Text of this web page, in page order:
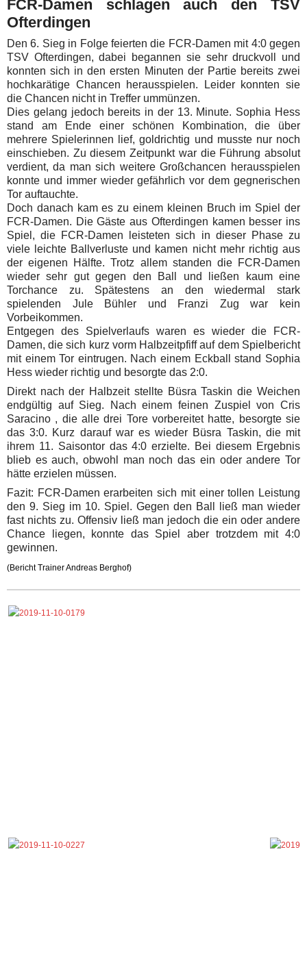
FCR-Damen schlagen auch den TSV
Ofterdingen
Den 6. Sieg in Folge feierten die FCR-Damen mit 4:0 gegen
TSV Ofterdingen, dabei begannen sie sehr druckvoll und
konnten sich in den ersten Minuten der Partie bereits zwei
hochkarätige Chancen herausspielen. Leider konnten sie
die Chancen nicht in Treffer ummünzen.
Dies gelang jedoch bereits in der 13. Minute. Sophia Hess
stand am Ende einer schönen Kombination, die über
mehrere Spielerinnen lief, goldrichtig und musste nur noch
einschieben. Zu diesem Zeitpunkt war die Führung absolut
verdient, da man sich weitere Großchancen herausspielen
konnte und immer wieder gefährlich vor dem gegnerischen
Tor auftauchte.
Doch danach kam es zu einem kleinen Bruch im Spiel der
FCR-Damen. Die Gäste aus Ofterdingen kamen besser ins
Spiel, die FCR-Damen leisteten sich in dieser Phase zu
viele leichte Ballverluste und kamen nicht mehr richtig aus
der eigenen Hälfte. Trotz allem standen die FCR-Damen
wieder sehr gut gegen den Ball und ließen kaum eine
Torchance zu. Spätestens an den wiedermal stark
spielenden Jule Bühler und Franzi Zug war kein
Vorbeikommen.
Entgegen des Spielverlaufs waren es wieder die FCR-
Damen, die sich kurz vorm Halbzeitpfiff auf dem Spielbericht
mit einem Tor eintrugen. Nach einem Eckball stand Sophia
Hess wieder richtig und besorgte das 2:0.
Direkt nach der Halbzeit stellte Büsra Taskin die Weichen
endgültig auf Sieg. Nach einem feinen Zuspiel von Cris
Saracino , die alle drei Tore vorbereitet hatte, besorgte sie
das 3:0. Kurz darauf war es wieder Büsra Taskin, die mit
ihrem 11. Saisontor das 4:0 erzielte. Bei diesem Ergebnis
blieb es auch, obwohl man noch das ein oder andere Tor
hätte erzielen müssen.
Fazit: FCR-Damen erarbeiten sich mit einer tollen Leistung
den 9. Sieg im 10. Spiel. Gegen den Ball ließ man wieder
fast nichts zu. Offensiv ließ man jedoch die ein oder andere
Chance liegen, konnte das Spiel aber trotzdem mit 4:0
gewinnen.
(Bericht Trainer Andreas Berghof)